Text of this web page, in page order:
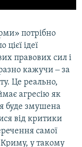
потрібно
ідеї
правових сил і
кажучи ‒ за
Це реально,
агресію як
буде змушена
від критики
самої
Криму, у такому